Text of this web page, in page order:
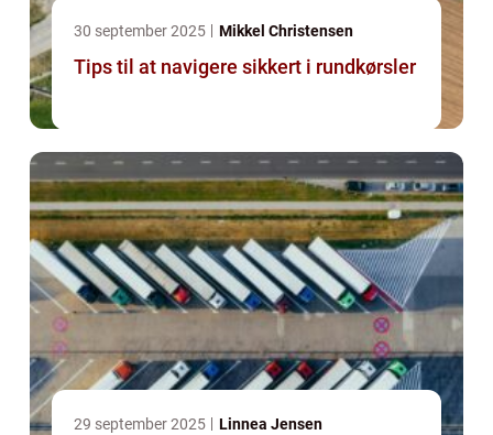
30 september 2025 Mikkel Christensen
Tips til at navigere sikkert i rundkørsler
29 september 2025 Linnea Jensen